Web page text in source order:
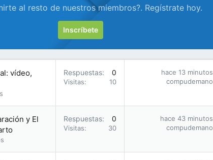
al resto de nuestros miembros?. Regístrate hoy.
Inscríbete
vídeo,
Respuestas 0
Visitas 10
hace 13 minutos
compudemano
y El
Respuestas 0
Visitas 30
hace 43 minutos
compudemano